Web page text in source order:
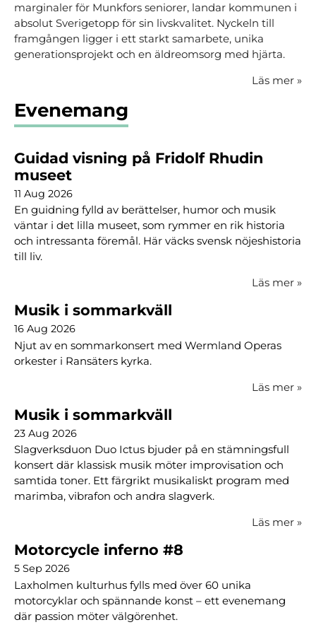
marginaler för Munkfors seniorer, landar kommunen i
absolut Sverigetopp för sin livskvalitet. Nyckeln till
framgången ligger i ett starkt samarbete, unika
generationsprojekt och en äldreomsorg med hjärta.
Läs mer »
Evenemang
Guidad visning på Fridolf Rhudin
museet
11 Aug 2026
En guidning fylld av berättelser, humor och musik
väntar i det lilla museet, som rymmer en rik historia
och intressanta föremål. Här väcks svensk nöjeshistoria
till liv.
Läs mer »
Musik i sommarkväll
16 Aug 2026
Njut av en sommarkonsert med Wermland Operas
orkester i Ransäters kyrka.
Läs mer »
Musik i sommarkväll
23 Aug 2026
Slagverksduon Duo Ictus bjuder på en stämningsfull
konsert där klassisk musik möter improvisation och
samtida toner. Ett färgrikt musikaliskt program med
marimba, vibrafon och andra slagverk.
Läs mer »
Motorcycle inferno #8
5 Sep 2026
Laxholmen kulturhus fylls med över 60 unika
motorcyklar och spännande konst – ett evenemang
där passion möter välgörenhet.